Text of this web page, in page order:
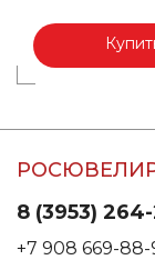
8 (3953) 264-
+7 908 669-88-